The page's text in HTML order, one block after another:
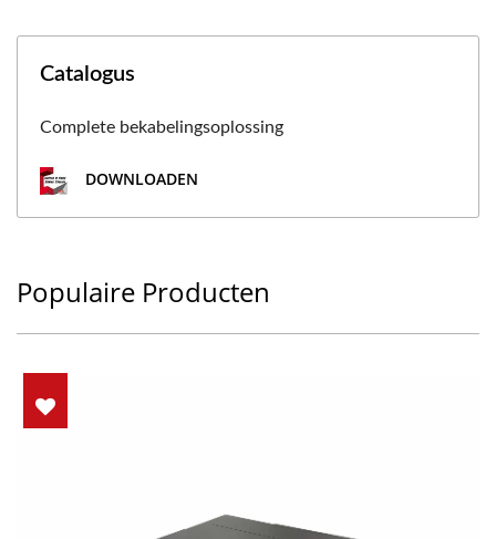
Catalogus
Complete bekabelingsoplossing
DOWNLOADEN
Populaire Producten